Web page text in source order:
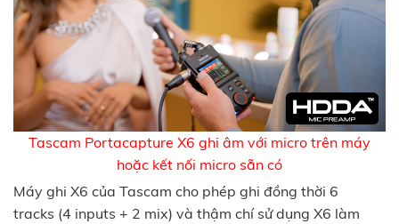
Tascam Portacapture X6 ghi âm với micro trên máy
hoặc kết nối micro sẵn có
Máy ghi X6 của Tascam cho phép ghi đồng thời 6
tracks (4 inputs + 2 mix) và thậm chí sử dụng X6 làm